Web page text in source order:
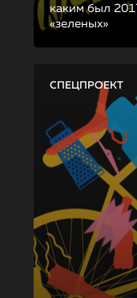
каким был
«зеленых»
СПЕЦПРОЕКТ